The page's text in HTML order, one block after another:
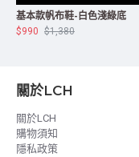
基本款帆布鞋-白色淺綠底
$990 $1,380
關於LCH
關於LCH
購物須知
隱私政策